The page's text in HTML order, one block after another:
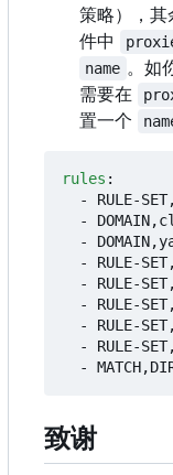
策略），
件中
name 。如
需要在
置一个
rules :
- RULE-
-
-
- RULE-
- RULE-
- RULE-
- RULE-
- RULE-
-
致谢